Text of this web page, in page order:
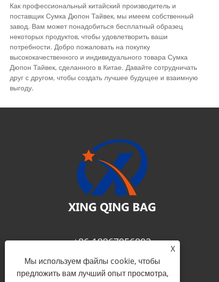
Как профессиональный китайский производитель и
поставщик Сумка Дюпон Тайвек, мы имеем собственный
завод. Вам может понадобиться бесплатный образец
некоторых продуктов, чтобы удовлетворить ваши
потребности. Добро пожаловать на покупку
высококачественного и индивидуального товара Сумка
Дюпон Тайвек, сделанного в Китае. Давайте сотрудничать
друг с другом, чтобы создать лучшее будущее и взаимную
выгоду.
+86-18867956892
fay@xing-qing.com
X
Мы используем файлы cookie, чтобы
предложить вам лучший опыт просмотра,